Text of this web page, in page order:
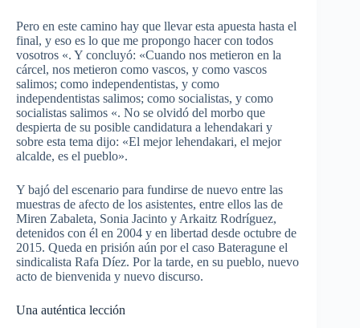
Pero en este camino hay que llevar esta apuesta hasta el
final, y eso es lo que me propongo hacer con todos
vosotros «. Y concluyó: «Cuando nos metieron en la
cárcel, nos metieron como vascos, y como vascos
salimos; como independentistas, y como
independentistas salimos; como socialistas, y como
socialistas salimos «. No se olvidó del morbo que
despierta de su posible candidatura a lehendakari y
sobre esta tema dijo: «El mejor lehendakari, el mejor
alcalde, es el pueblo».
Y bajó del escenario para fundirse de nuevo entre las
muestras de afecto de los asistentes, entre ellos las de
Miren Zabaleta, Sonia Jacinto y Arkaitz Rodríguez,
detenidos con él en 2004 y en libertad desde octubre de
2015. Queda en prisión aún por el caso Bateragune el
sindicalista Rafa Díez. Por la tarde, en su pueblo, nuevo
acto de bienvenida y nuevo discurso.
Una auténtica lección